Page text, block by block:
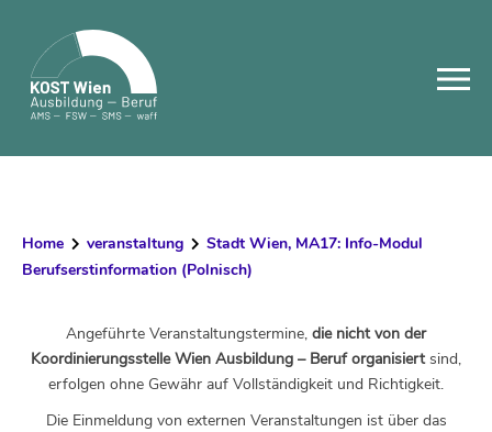
content
Home veranstaltung
Stadt Wien, MA17: Info-Modul
Berufserstinformation (Polnisch)
Angeführte Veranstaltungstermine, die nicht von der
Koordinierungsstelle Wien Ausbildung – Beruf organisiertsind,
erfolgen ohne Gewähr auf Vollständigkeit und Richtigkeit.
Die Einmeldung von externen Veranstaltungen ist über das